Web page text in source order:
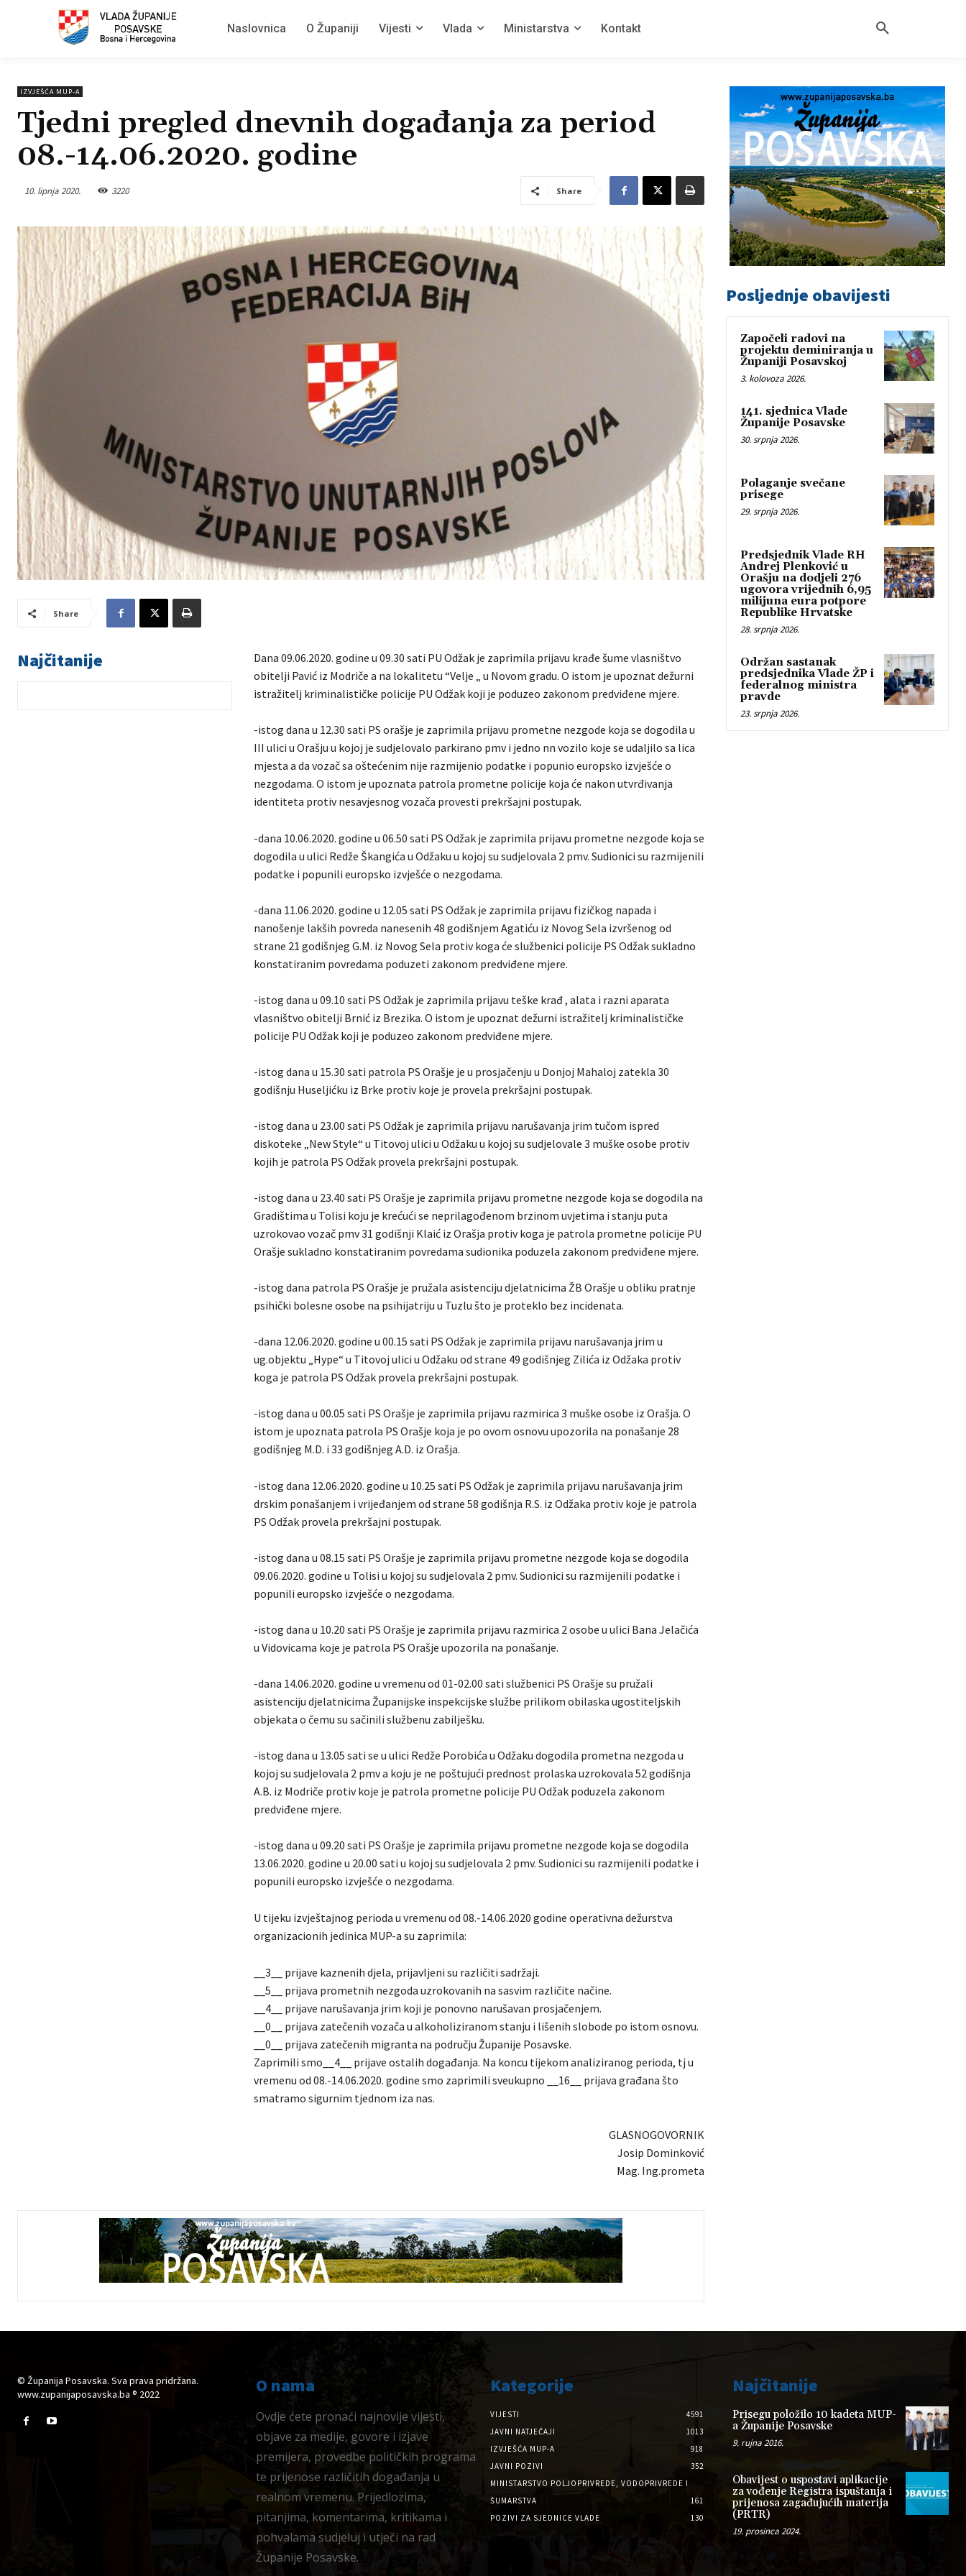
Naslovnica O Županiji Vijesti Vlada Ministarstva Kontakt
IZVJEŠĆA MUP-A
Tjedni pregled dnevnih događanja za period
08.-14.06.2020. godine
10. lipnja 2020. 3220 Share
Share
Najčitanije
Dana 09.06.2020. godine u 09.30 sati PU Odžak je zaprimila prijavu krađe šume vlasništvo
obitelji Pavić iz Modriče a na lokalitetu “Velje „ u Novom gradu. O istom je upoznat dežurni
istražitelj kriminalističke policije PU Odžak koji je poduzeo zakonom predviđene mjere.
-istog dana u 12.30 sati PS orašje je zaprimila prijavu prometne nezgode koja se dogodila u
III ulici u Orašju u kojoj je sudjelovalo parkirano pmv i jedno nn vozilo koje se udaljilo sa lica
mjesta a da vozač sa oštećenim nije razmijenio podatke i popunio europsko izvješće o
nezgodama. O istom je upoznata patrola prometne policije koja će nakon utvrđivanja
identiteta protiv nesavjesnog vozača provesti prekršajni postupak.
-dana 10.06.2020. godine u 06.50 sati PS Odžak je zaprimila prijavu prometne nezgode koja se
dogodila u ulici Redže Škangića u Odžaku u kojoj su sudjelovala 2 pmv. Sudionici su razmijenili
podatke i popunili europsko izvješće o nezgodama.
-dana 11.06.2020. godine u 12.05 sati PS Odžak je zaprimila prijavu fizičkog napada i
nanošenje lakših povreda nanesenih 48 godišnjem Agatiću iz Novog Sela izvršenog od
strane 21 godišnjeg G.M. iz Novog Sela protiv koga će službenici policije PS Odžak sukladno
konstatiranim povredama poduzeti zakonom predviđene mjere.
-istog dana u 09.10 sati PS Odžak je zaprimila prijavu teške krađ , alata i razni aparata
vlasništvo obitelji Brnić iz Brezika. O istom je upoznat dežurni istražitelj kriminalističke
policije PU Odžak koji je poduzeo zakonom predviđene mjere.
-istog dana u 15.30 sati patrola PS Orašje je u prosjačenju u Donjoj Mahaloj zatekla 30
godišnju Huseljićku iz Brke protiv koje je provela prekršajni postupak.
-istog dana u 23.00 sati PS Odžak je zaprimila prijavu narušavanja jrim tučom ispred
diskoteke „New Style“ u Titovoj ulici u Odžaku u kojoj su sudjelovale 3 muške osobe protiv
kojih je patrola PS Odžak provela prekršajni postupak.
-istog dana u 23.40 sati PS Orašje je zaprimila prijavu prometne nezgode koja se dogodila na
Gradištima u Tolisi koju je krećući se neprilagođenom brzinom uvjetima i stanju puta
uzrokovao vozač pmv 31 godišnji Klaić iz Orašja protiv koga je patrola prometne policije PU
Orašje sukladno konstatiranim povredama sudionika poduzela zakonom predviđene mjere.
-istog dana patrola PS Orašje je pružala asistenciju djelatnicima ŽB Orašje u obliku pratnje
psihički bolesne osobe na psihijatriju u Tuzlu što je proteklo bez incidenata.
-dana 12.06.2020. godine u 00.15 sati PS Odžak je zaprimila prijavu narušavanja jrim u
ug.objektu „Hype“ u Titovoj ulici u Odžaku od strane 49 godišnjeg Zilića iz Odžaka protiv
koga je patrola PS Odžak provela prekršajni postupak.
-istog dana u 00.05 sati PS Orašje je zaprimila prijavu razmirica 3 muške osobe iz Orašja. O
istom je upoznata patrola PS Orašje koja je po ovom osnovu upozorila na ponašanje 28
godišnjeg M.D. i 33 godišnjeg A.D. iz Orašja.
-istog dana 12.06.2020. godine u 10.25 sati PS Odžak je zaprimila prijavu narušavanja jrim
drskim ponašanjem i vrijeđanjem od strane 58 godišnja R.S. iz Odžaka protiv koje je patrola
PS Odžak provela prekršajni postupak.
-istog dana u 08.15 sati PS Orašje je zaprimila prijavu prometne nezgode koja se dogodila
09.06.2020. godine u Tolisi u kojoj su sudjelovala 2 pmv. Sudionici su razmijenili podatke i
popunili europsko izvješće o nezgodama.
-istog dana u 10.20 sati PS Orašje je zaprimila prijavu razmirica 2 osobe u ulici Bana Jelačića
u Vidovicama koje je patrola PS Orašje upozorila na ponašanje.
-dana 14.06.2020. godine u vremenu od 01-02.00 sati službenici PS Orašje su pružali
asistenciju djelatnicima Županijske inspekcijske službe prilikom obilaska ugostiteljskih
objekata o čemu su sačinili službenu zabilješku.
-istog dana u 13.05 sati se u ulici Redže Porobića u Odžaku dogodila prometna nezgoda u
kojoj su sudjelovala 2 pmv a koju je ne poštujući prednost prolaska uzrokovala 52 godišnja
A.B. iz Modriče protiv koje je patrola prometne policije PU Odžak poduzela zakonom
predviđene mjere.
-istog dana u 09.20 sati PS Orašje je zaprimila prijavu prometne nezgode koja se dogodila
13.06.2020. godine u 20.00 sati u kojoj su sudjelovala 2 pmv. Sudionici su razmijenili podatke i
popunili europsko izvješće o nezgodama.
U tijeku izvještajnog perioda u vremenu od 08.-14.06.2020 godine operativna dežurstva
organizacionih jedinica MUP-a su zaprimila:
__3__ prijave kaznenih djela, prijavljeni su različiti sadržaji.
__5__ prijava prometnih nezgoda uzrokovanih na sasvim različite načine.
__4__ prijave narušavanja jrim koji je ponovno narušavan prosjačenjem.
__0__ prijava zatečenih vozača u alkoholiziranom stanju i lišenih slobode po istom osnovu.
__0__ prijava zatečenih migranta na području Županije Posavske.
Zaprimili smo__4__ prijave ostalih događanja. Na koncu tijekom analiziranog perioda, tj u
vremenu od 08.-14.06.2020. godine smo zaprimili sveukupno __16__ prijava građana što
smatramo sigurnim tjednom iza nas.
GLASNOGOVORNIK
Josip Dominković
Mag. Ing.prometa
Posljednje obavijesti
Započeli radovi na
projektu deminiranja u
Županiji Posavskoj
3. kolovoza 2026.
141. sjednica Vlade
Županije Posavske
30. srpnja 2026.
Polaganje svečane
prisege
29. srpnja 2026.
Predsjednik Vlade RH
Andrej Plenković u
Orašju na dodjeli 276
ugovora vrijednih 6,95
milijuna eura potpore
Republike Hrvatske
28. srpnja 2026.
Održan sastanak
predsjednika Vlade ŽP i
federalnog ministra
pravde
23. srpnja 2026.
© Županija Posavska. Sva prava pridržana.
www.zupanijaposavska.ba ® 2022
O nama
Ovdje ćete pronaći najnovije vijesti,
objave za medije, govore i izjave
premijera, provedbe političkih programa
te prijenose različitih događanja u
realnom vremenu. Prijedlozima,
pitanjima, komentarima, kritikama i
pohvalama sudjeluj i utječi na rad
Županije Posavske.
Kategorije
VIJESTI
4591
JAVNI NATJEČAJI
1013
IZVJEŠĆA MUP-A
918
JAVNI POZIVI
352
MINISTARSTVO POLJOPRIVREDE, VODOPRIVREDE I
ŠUMARSTVA
161
POZIVI ZA SJEDNICE VLADE
130
Najčitanije
Prisegu položilo 10 kadeta MUP-
a Županije Posavske
9. rujna 2016.
Obavijest o uspostavi aplikacije
za vođenje Registra ispuštanja i
prijenosa zagađujućih materija
(PRTR)
19. prosinca 2024.